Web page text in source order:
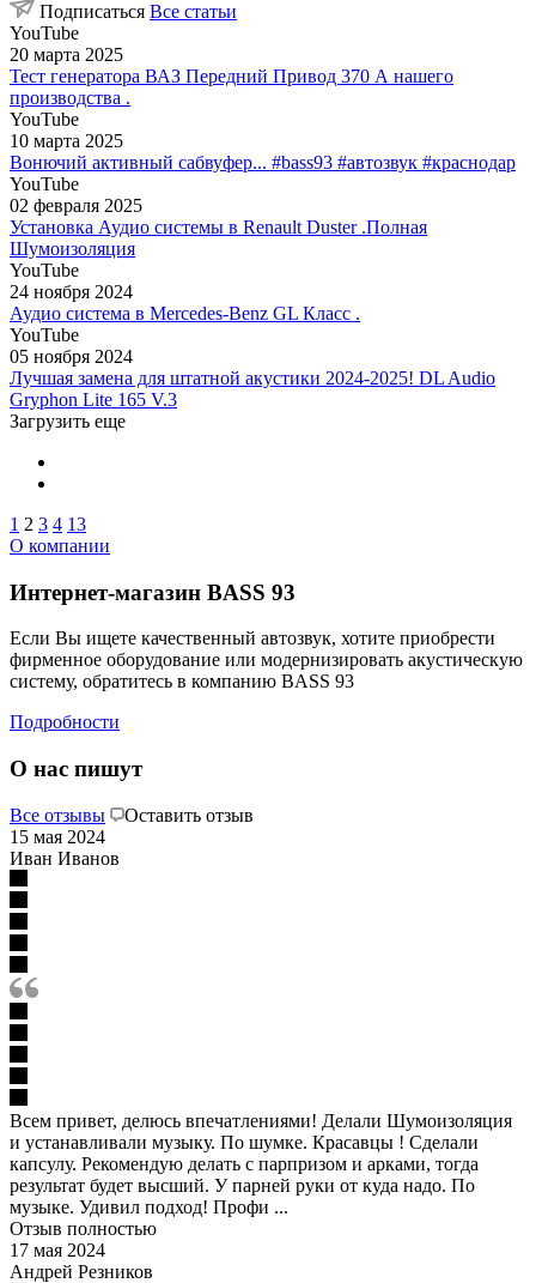
Подписаться Все статьи
YouTube
20 марта 2025
Тест генератора ВАЗ Передний Привод 370 А нашего
производства .
YouTube
10 марта 2025
Вонючий активный сабвуфер... #bass93 #автозвук #краснодар
YouTube
02 февраля 2025
Установка Аудио системы в Renault Duster .Полная
Шумоизоляция
YouTube
24 ноября 2024
Аудио система в Mercedes-Benz GL Класс .
YouTube
05 ноября 2024
Лучшая замена для штатной акустики 2024-2025! DL Audio
Gryphon Lite 165 V.3
Загрузить еще
1 2 3 4 13
О компании
Интернет-магазин BASS 93
Если Вы ищете качественный автозвук, хотите приобрести
фирменное оборудование или модернизировать акустическую
систему, обратитесь в компанию BASS 93
Подробности
О нас пишут
Все отзывы
Оставить отзыв
15 мая 2024
Иван Иванов
Всем привет, делюсь впечатлениями! Делали Шумоизоляция
и устанавливали музыку. По шумке. Красавцы ! Сделали
капсулу. Рекомендую делать с парпризом и арками, тогда
результат будет высший. У парней руки от куда надо. По
музыке. Удивил подход! Профи ...
Отзыв полностью
17 мая 2024
Андрей Резников